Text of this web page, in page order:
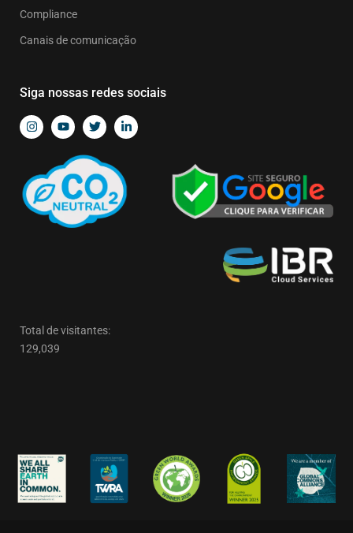
Compliance
Canais de comunicação
Siga nossas redes sociais
Total de visitantes:
129,039